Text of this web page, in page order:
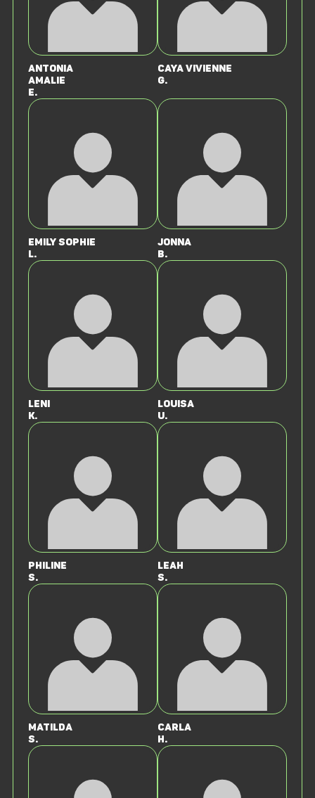
Antonia
Amalie
E.
Caya Vivienne
G.
Emily Sophie
L.
Jonna
B.
Leni
K.
Louisa
U.
Philine
S.
Leah
S.
Matilda
S.
Carla
H.